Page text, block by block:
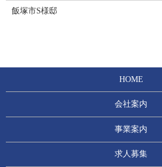
飯塚市S様邸
HOME
会社案内
事業案内
求人募集